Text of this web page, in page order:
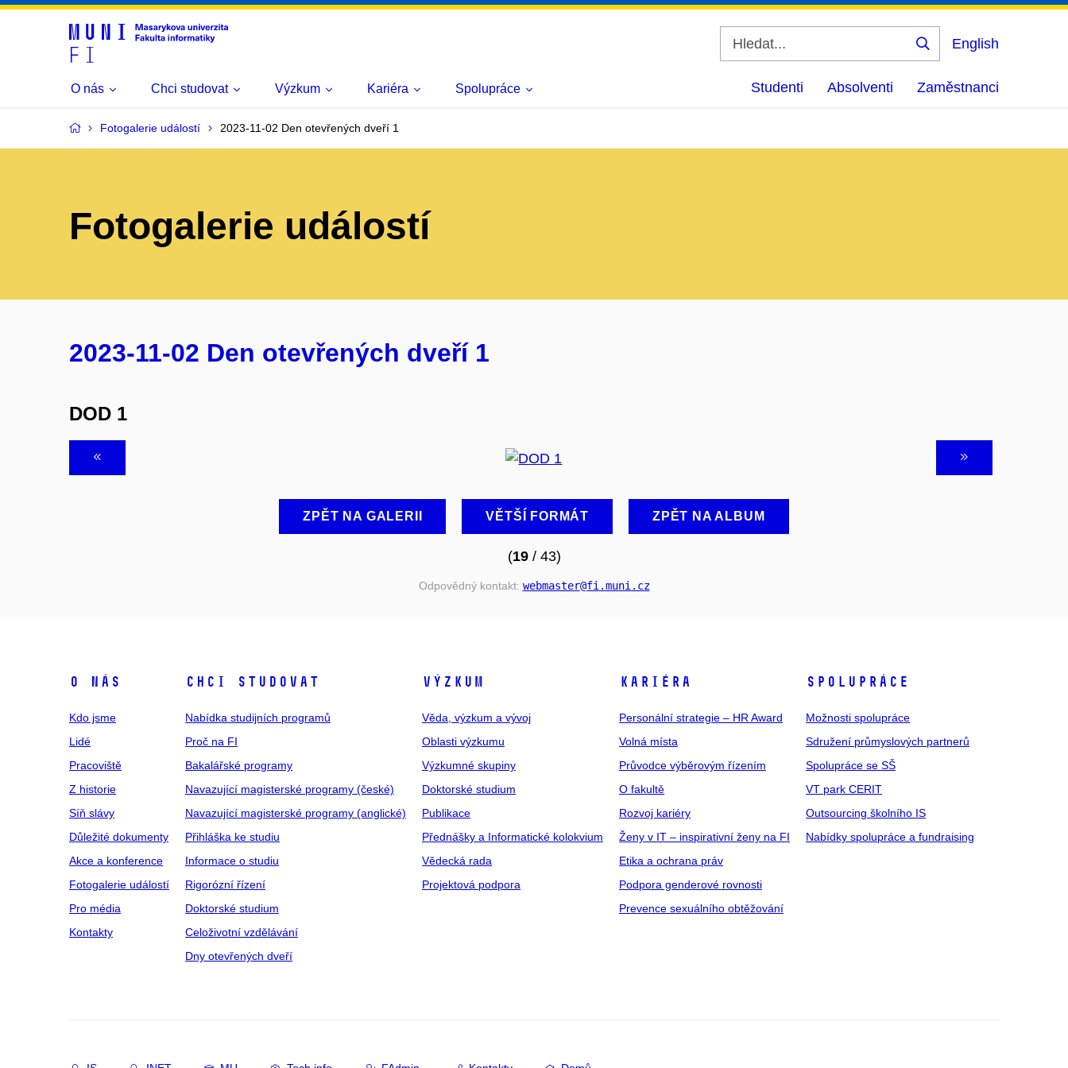
Vyhledat
English
O nás Chci studovat Výzkum Kariéra Spolupráce Studenti Absolventi Zaměstnanci
Fotogalerie událostí 2023-11-02 Den otevřených dveří 1
Fotogalerie událostí
2023-11-02 Den otevřených dveří 1
DOD 1
ZPĚT NA GALERII VĚTŠÍ FORMÁT ZPĚT NA ALBUM
(19/ 43)
Odpovědný kontakt: webmaster@fi .muni .cz
O NÁS
Kdo jsme
Lidé
Pracoviště
Z historie
Síň slávy
Důležité dokumenty
Akce a konference
Fotogalerie událostí
Pro média
Kontakty
CHCI STUDOVAT
Nabídka studijních programů
Proč na FI
Bakalářské programy
Navazující magisterské programy (české)
Navazující magisterské programy (anglické)
Přihláška ke studiu
Informace o studiu
Rigorózní řízení
Doktorské studium
Celoživotní vzdělávání
Dny otevřených dveří
VÝZKUM
Věda, výzkum a vývoj
Oblasti výzkumu
Výzkumné skupiny
Doktorské studium
Publikace
Přednášky a Informatické kolokvium
Vědecká rada
Projektová podpora
KARIÉRA
Personální strategie – HR Award
Volná místa
Průvodce výběrovým řízením
O fakultě
Rozvoj kariéry
Ženy v IT – inspirativní ženy na FI
Etika a ochrana práv
Podpora genderové rovnosti
Prevence sexuálního obtěžování
SPOLUPRÁCE
Možnosti spolupráce
Sdružení průmyslových partnerů
Spolupráce se SŠ
VT park CERIT
Outsourcing školního IS
Nabídky spolupráce a fundraising